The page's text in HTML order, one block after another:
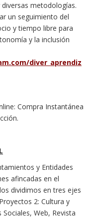
metodologías.
un seguimiento del
y tiempo libre para
y la inclusión
diver_aprendiz
Compra Instantánea
y Entidades
afincadas en el
dividimos en tres ejes
2: Cultura y
Web, Revista